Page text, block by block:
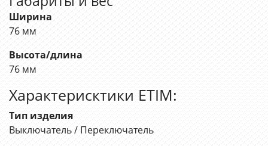
Ширина
76 мм
Высота/длина
76 мм
Характерисктики ETIM:
Тип изделия
Выключатель / Переключатель